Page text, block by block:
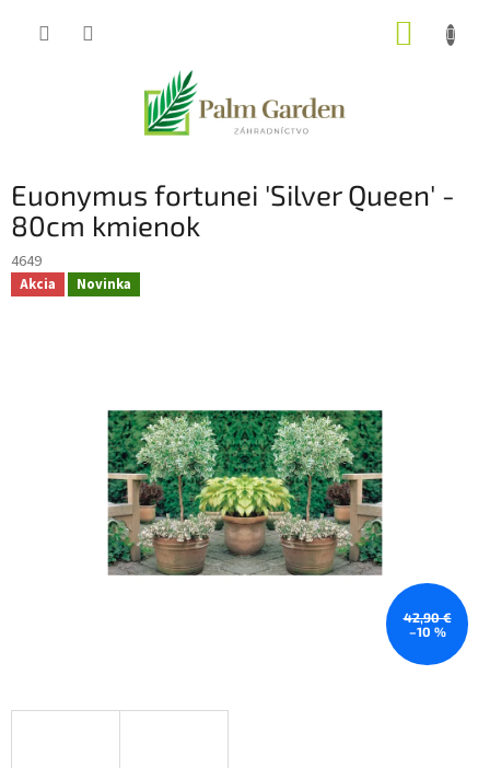
Euonymus fortunei 'Silver Queen' -
80cm kmienok
4649
Akcia Novinka
42,90 €
–10 %